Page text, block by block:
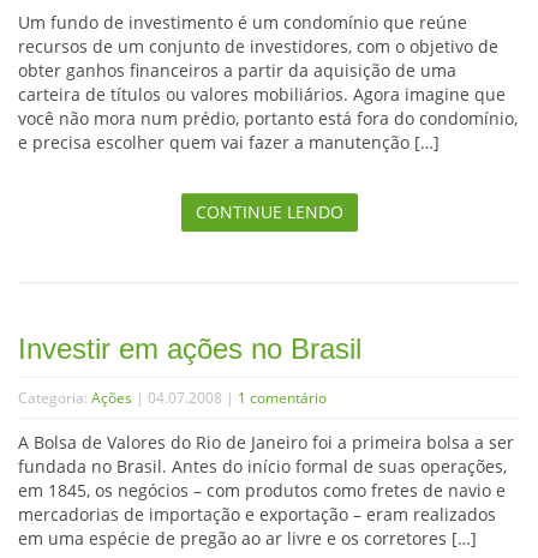
Um fundo de investimento é um condomínio que reúne
recursos de um conjunto de investidores, com o objetivo de
obter ganhos financeiros a partir da aquisição de uma
carteira de títulos ou valores mobiliários. Agora imagine que
você não mora num prédio, portanto está fora do condomínio,
e precisa escolher quem vai fazer a manutenção […]
CONTINUE LENDO
Investir em ações no Brasil
Categoria: Ações | 04.07.2008 | 1 comentário
A Bolsa de Valores do Rio de Janeiro foi a primeira bolsa a ser
fundada no Brasil. Antes do início formal de suas operações,
em 1845, os negócios – com produtos como fretes de navio e
mercadorias de importação e exportação – eram realizados
em uma espécie de pregão ao ar livre e os corretores […]